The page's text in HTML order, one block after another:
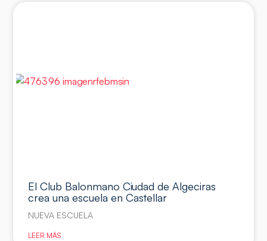
El Club Balonmano Ciudad de Algeciras
crea una escuela en Castellar
NUEVA ESCUELA
LEER MÁS